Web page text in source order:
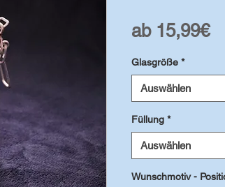
ab 15,99€
Glasgröße *
Auswählen
Füllung *
Auswählen
Wunschmotiv -